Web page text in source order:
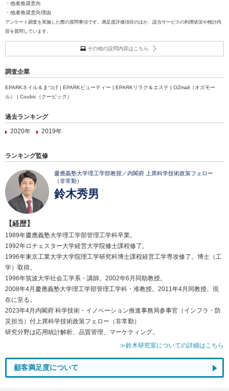
・他者推奨意向
・他者推奨意向理由
アンケート調査を実施した際の質問事項です。満足度評価項目のほか、該当サービスの利用状況や検討内
容を質問しています。
その他の設問内容はこちら
調査企業
EPARKネイル＆まつげ | EPARKビューティー | EPARKリラク＆エステ | OZmall（オズモー
ル） | Coubic（クービック）
過去ランキング
2020年
2019年
ランキング監修
慶應義塾大学理工学部教授／内閣府 上席科学技術政策フェロー
（非常勤）
鈴木秀男
【経歴】
1989年慶應義塾大学理工学部管理工学科卒業。
1992年ロチェスター大学経営大学院修士課程修了。
1996年東京工業大学大学院理工学研究科博士課程経営工学専攻修了。博士（工
学）取得。
1996年筑波大学社会工学系・講師。2002年6月同助教授。
2008年4月慶應義塾大学理工学部管理工学科・准教授。2011年4月同教授、現
在に至る。
2023年4月内閣府 科学技術・イノベーション推進事務局参事官（インフラ・防
災担当）付上席科学技術政策フェロー（非常勤）
研究分野は応用統計解析、品質管理、マーケティング。
≫鈴木研究室についての詳細はこちら
顧客満足度について